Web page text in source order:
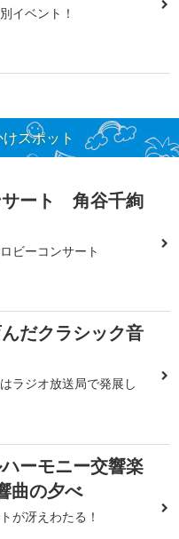
イベント！
スポット
サート 角谷千絢
ビーコンサート
だクラシック音
ラジオ放送局で発展し
ーモニー交響楽
曲の夕べ
が冴えわたる！